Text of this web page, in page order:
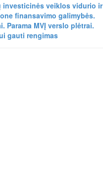
investicinės veiklos vidurio ir
finansavimo galimybės.
Parama MVĮ verslo plėtrai.
gauti rengimas